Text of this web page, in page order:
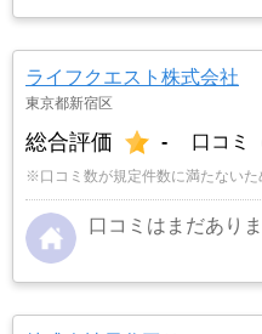
ライフクエスト株式会社
東京都新宿区
総合評価 - 口コミ
※口コミ数が規定件数に満たないた
口コミはまだあり